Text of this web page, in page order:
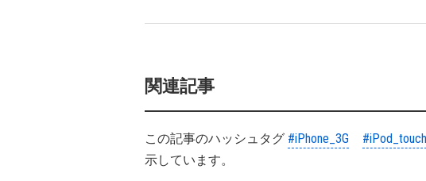
関連記事
この記事のハッシュタグ #iPhone_3G #iPod_touch
示しています。